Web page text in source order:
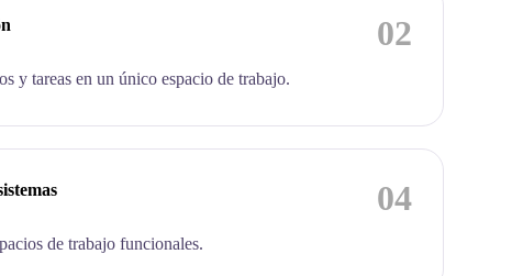
02
y tareas en un único espacio de trabajo.
04
de trabajo funcionales.